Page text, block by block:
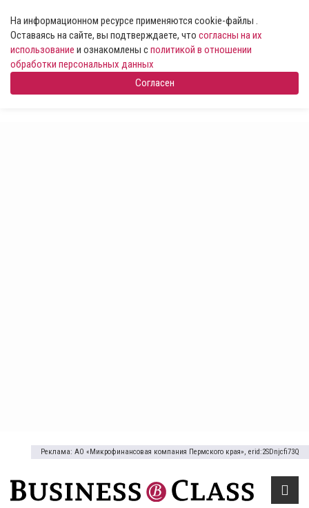
На информационном ресурсе применяются cookie-файлы .
Оставаясь на сайте, вы подтверждаете, что согласны на их
использование и ознакомлены сполитикой в отношении
обработки персональных данных
Согласен
Реклама: АО «Микрофинансовая компания Пермского края», erid:2SDnjcfi73Q